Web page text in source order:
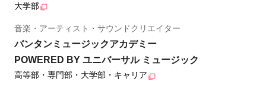
大学部
音楽・アーティスト・サウンドクリエイター
バンタンミュージックアカデミー
POWERED BY ユニバーサル ミュージック
高等部・専門部・大学部・キャリア